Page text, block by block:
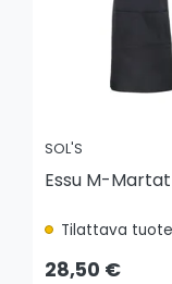
SOL'S
Essu M-
Tilattava tuote
28,50 €